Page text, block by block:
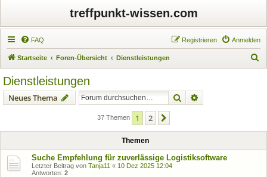
treffpunkt-wissen.com
FAQ Anmelden
Registrieren
Startseite Foren-Übersicht Dienstleistungen
Dienstleistungen
Neues Thema Suche
37 Themen 1 2
Themen
Suche Empfehlung für zuverlässige Logistiksoftware
Letzter Beitrag von Tanja11 « 10 Dez 2025 12:04
Antworten: 2